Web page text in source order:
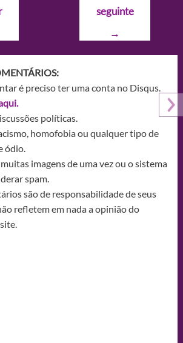
seguinte
→
é preciso ter uma conta no Disqus.
políticas.
homofobia ou qualquer tipo de
ódio.
imagens de uma vez ou o sistema
spam.
são de responsabilidade de seus
refletem em nada a opinião do